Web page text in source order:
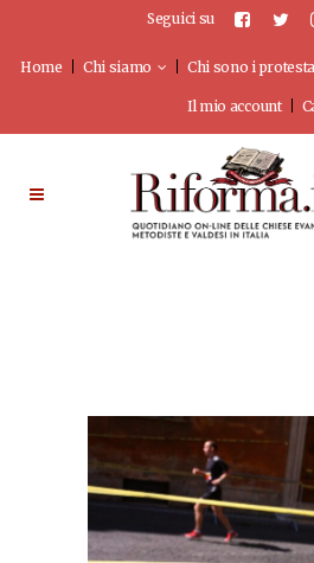
Seguici su
Home Chi siamo Chi sono i
Il mio account